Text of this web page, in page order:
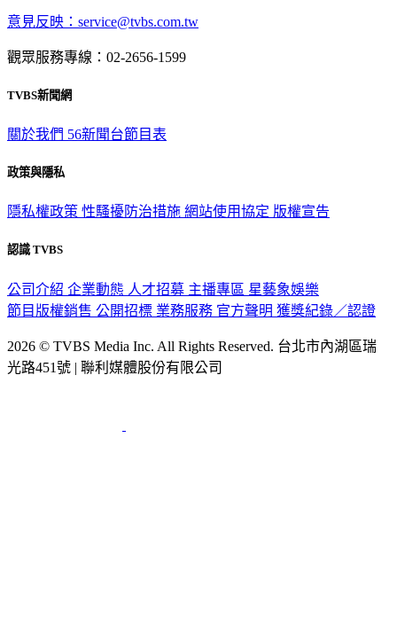
意見反映：service@tvbs.com.tw
觀眾服務專線：02-2656-1599
TVBS新聞網
關於我們 56新聞台節目表
政策與隱私
隱私權政策 性騷擾防治措施 網站使用協定 版權宣告
認識 TVBS
公司介紹 企業動態 人才招募 主播專區 星藝象娛樂
節目版權銷售 公開招標 業務服務 官方聲明 獲獎紀錄／認證
2026 © TVBS Media Inc. All Rights Reserved. 台北市內湖區瑞
光路451號 | 聯利媒體股份有限公司